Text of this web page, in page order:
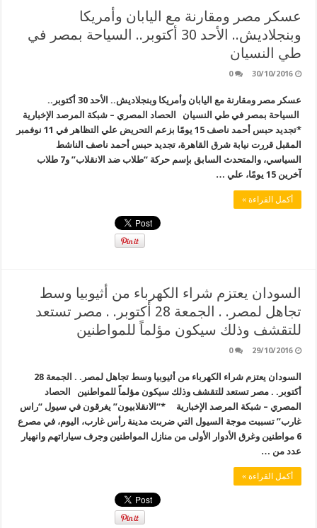
عسكر مصر ومقارنة مع اليابان وأمريكا
وبنجلاديش.. الأحد 30 أكتوبر.. السياحة بمصر في
طي النسيان
30/10/2016
0
عسكر مصر ومقارنة مع اليابان وأمريكا وبنجلاديش.. الأحد 30 أكتوبر..
السياحة بمصر في طي النسيان الحصاد المصري – شبكة المرصد الإخبارية
*تجديد حبس أحمد ناصف 15 يومًا بزعم التحريض علي التظاهر في 11 نوفمبر
المقبل قررت نيابة شرق القاهرة، تجديد حبس أحمد ناصف الناشط
السياسي، والمتحدث السابق بإسم حركة “طلاب ضد الانقلاب” و7 طلاب
آخرين 15 يومًا، علي …
أكمل القراءة »
السودان يعتزم شراء الكهرباء من أثيوبيا وسط
تجاهل لمصر. . الجمعة 28 أكتوبر. . مصر تستعد
للتقشف وذلك سيكون مؤلماً للمواطنين
29/10/2016
0
السودان يعتزم شراء الكهرباء من أثيوبيا وسط تجاهل لمصر. . الجمعة 28
أكتوبر. . مصر تستعد للتقشف وذلك سيكون مؤلماً للمواطنين الحصاد
المصري – شبكة المرصد الإخبارية *“الانقلابيون” يغرقون في سيول “راس
غارب” تسببت موجة السيول التي ضربت مدينة رأس غارب، اليوم، في مصرع
6 مواطنين وغرق الأدوار الأولى من منازل المواطنين وجرف سياراتهم وانهيار
عدد من …
أكمل القراءة »